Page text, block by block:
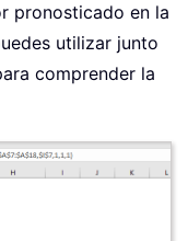
pronosticado en la
utilizar junto
comprender la